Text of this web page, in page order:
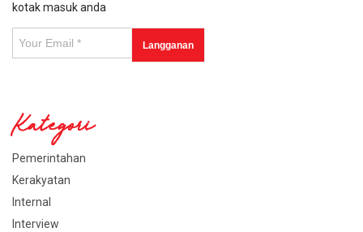
kotak masuk anda
Kategori
Pemerintahan
Kerakyatan
Internal
Interview